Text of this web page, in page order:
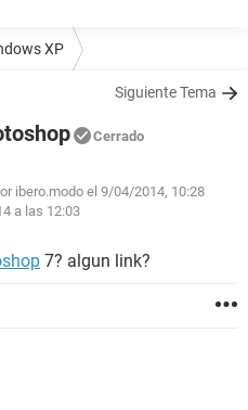
XP
Siguiente Tema
Cerrado
ibero.modo el 9/04/2014, 10:28
a las 12:03
7? algun link?